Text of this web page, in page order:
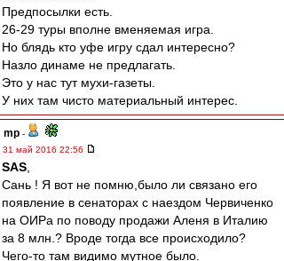
Предпосылки есть.
26-29 туры вполне вменяемая игра.
Но блядь кто уфе игру сдал интересно?
Назло динаме не предлагать.
Это у нас тут мухи-газеты.
У них там чисто материальный интерес.
mp -
31 май 2016 22:56
SAS
Сань ! Я вот не помню,было ли связано его
появление в сенаторах с наездом Червиченко
на ОИРа по поводу продажи Аленя в Италию
за 8 млн.? Вроде тогда все происходило?
Чего-то там видимо мутное было.